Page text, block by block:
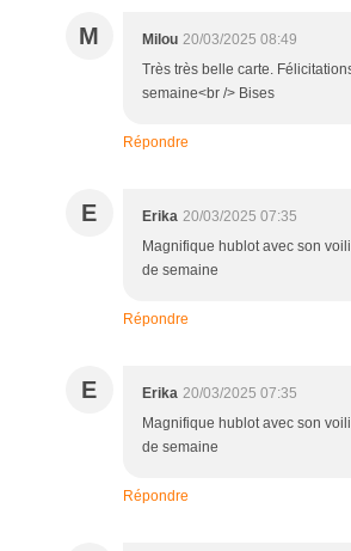
M Milou 20/03/2025 08:49
Très très belle carte.
semaine<br /> Bises
Répondre
E Erika 20/03/2025 07:35
Magnifique hublot avec son
de semaine
Répondre
E Erika 20/03/2025 07:35
Magnifique hublot avec son
de semaine
Répondre